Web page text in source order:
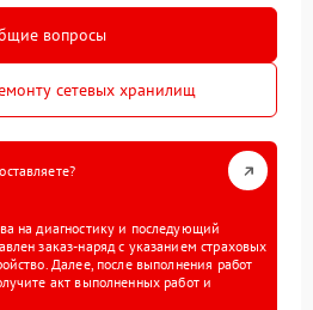
вопросы
сетевых хранилищ
на диагностику и последующий
заказ-наряд с указанием страховых
Далее, после выполнения работ
акт выполненных работ и